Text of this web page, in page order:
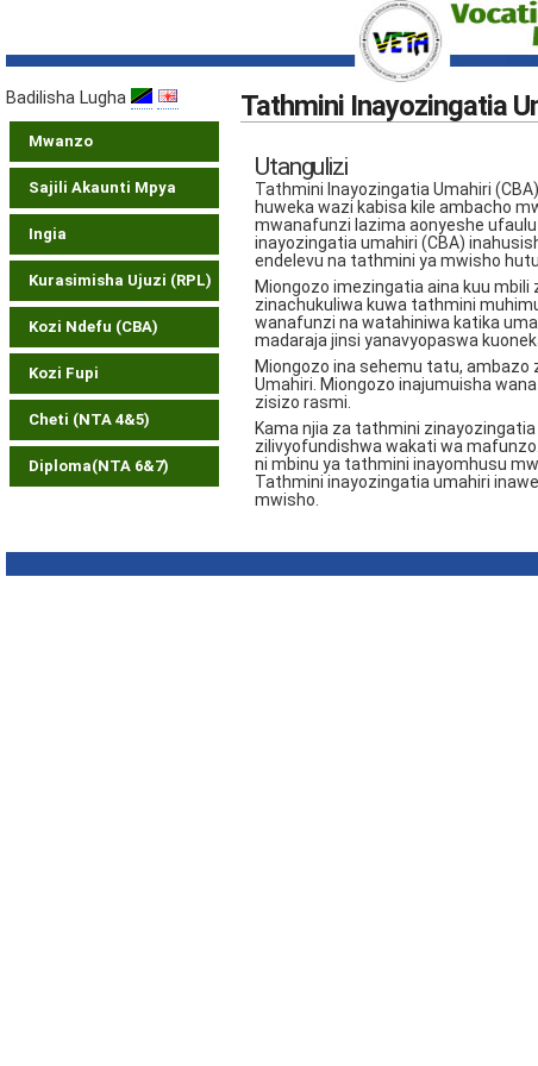
Badilisha Lugha
Mwanzo
Sajili Akaunti Mpya
Ingia
Kurasimisha Ujuzi (RPL)
Kozi Ndefu (CBA)
Kozi Fupi
Cheti (NTA 4&5)
Diploma(NTA 6&7)
Tathmini Inayozingatia
Utangulizi
Tathmini Inayozingatia Umahiri
huweka wazi kabisa kile ambacho
mwanafunzi lazima aonyeshe
inayozingatia umahiri (CBA)
endelevu na tathmini ya mwisho
Miongozo imezingatia aina kuu
zinachukuliwa kuwa tathmini
wanafunzi na watahiniwa katika
madaraja jinsi yanavyopaswa
Miongozo ina sehemu tatu,
Umahiri. Miongozo inajumuisha
zisizo rasmi.
Kama njia za tathmini
zilivyofundishwa wakati wa
ni mbinu ya tathmini inayomhusu
Tathmini inayozingatia umahiri
mwisho.